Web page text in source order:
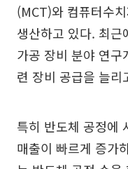
(MCT)와 컴퓨터수
생산하고 있다. 최근
가공 장비 분야 연
련 장비 공급을 늘리
특히 반도체 공정에
매출이 빠르게 증가